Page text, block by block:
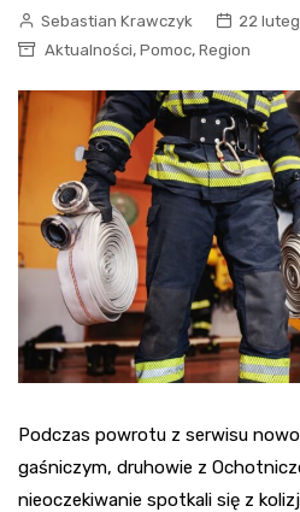
Sebastian Krawczyk
22
Aktualności, Pomoc, Region
Podczas powrotu z serwisu
gaśniczym, druhowie z
nieoczekiwanie spotkali się z